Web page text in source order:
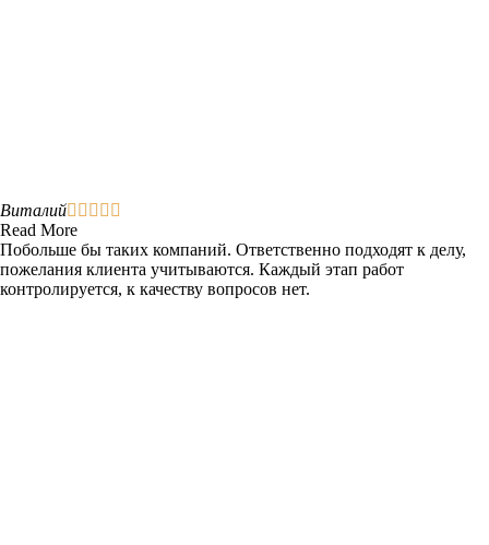
Виталий    
Read More
Побольше бы таких компаний. Ответственно подходят к делу,
пожелания клиента учитываются. Каждый этап работ
контролируется, к качеству вопросов нет.